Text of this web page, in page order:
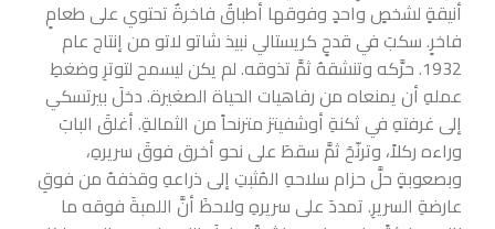
أنيقةٍ لشخصٍ واحدٍ وفوقها أطباقٌ فاخرةٌ تحتوي على طعامٍ
فاخرٍ. سكبَ في قدحٍ كريستالي نبيذ شاتو لاتو من إنتاج عام
1932. حرَّكه وتنشقهُ ثمَّ تذوقه. لم يكن ليسمح لتوترِ وضغطِ
عملهِ أن يمنعاه من رفاهيات الحياة الصغيرة. دخلَ بيرتسكي
إلى غرفتهِ في ثكنةِ أوشفيتز مترنحاً من الثمالةِ. أغلقَ البابَ
وراءه ركلاً، وترنّحَ ثمَّ سقطَ على نحو أخرق فوقَ سريرهِ،
وبصعوبةٍ حلَّ حزام سلاحهِ المُثبتِ إلى ذراعهِ وقذفهُ من فوقِ
عارضةِ السريرِ. تمددَ على سريرهِ ولاحظَ أنَّ اللمبةَ فوقه ما